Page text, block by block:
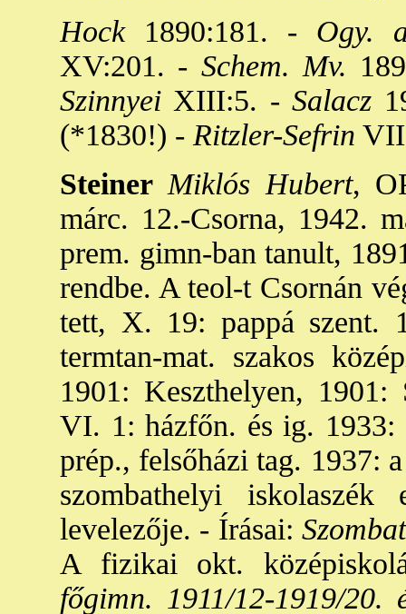
Hock1890:181. - Ogy.
XV:201. - Schem. Mv.
Szinnyei XIII:5. - Salacz
(*1830!) - Ritzler-Sefrin
Steiner Miklós Hubert,
márc. 12.-Csorna, 1942.
prem. gimn-ban tanult,
rendbe. A teol-t Csornán
tett, X. 19: pappá szent.
termtan-mat. szakos
1901: Keszthelyen, 1901:
VI. 1: házfőn. és ig.
prép., felsőházi tag. 1937:
szombathelyi
levelezője. - Írásai:
A fizikai okt.
főgimn. 1911/12-1919/20.